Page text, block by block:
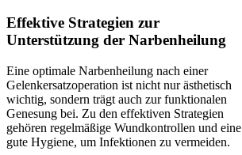
Effektive Strategien zur
Unterstützung der Narbenheilung
Eine optimale Narbenheilung nach einer
Gelenkersatzoperation ist nicht nur ästhetisch
wichtig, sondern trägt auch zur funktionalen
Genesung bei. Zu den effektiven Strategien
gehören regelmäßige Wundkontrollen und eine
gute Hygiene, um Infektionen zu vermeiden.